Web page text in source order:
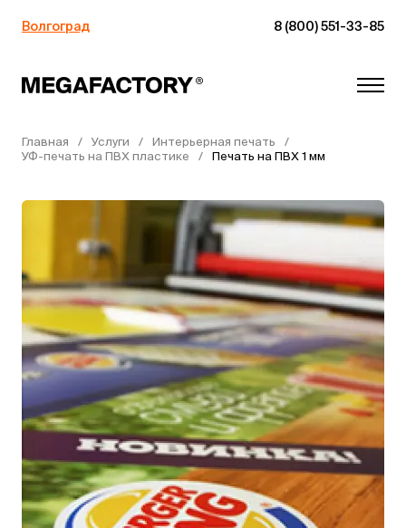
Волгоград 8 (800) 551-33-85
Главная Услуги
Интерьерная печать
УФ-печать на ПВХ пластике
Печать на ПВХ 1 мм